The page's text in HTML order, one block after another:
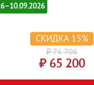
СКИДКА 15%
₽ 76 706
₽ 65 200